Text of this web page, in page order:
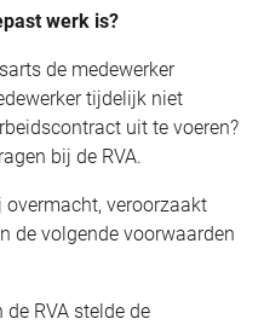
werk is?
de medewerker
tijdelijk niet
uit te voeren?
bij de RVA.
overmacht, veroorzaakt
de volgende voorwaarden
RVA stelde de